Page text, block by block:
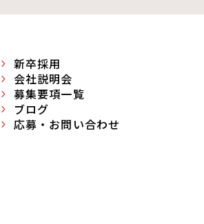
新卒採用
会社説明会
募集要項一覧
ブログ
応募・お問い合わせ